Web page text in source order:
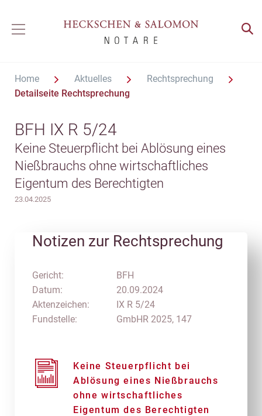
Home Aktuelles
Rechtsprechung
Detailseite Rechtsprechung
BFH IX R 5/24
Keine Steuerpflicht bei Ablösung eines
Nießbrauchs ohne wirtschaftliches
Eigentum des Berechtigten
23.04.2025
Notizen zur Rechtsprechung
Gericht:
Datum:
Aktenzeichen:
Fundstelle:
BFH
20.09.2024
IX R 5/24
GmbHR 2025, 147
Keine Steuerpflicht bei
Ablösung eines Nießbrauchs
ohne wirtschaftliches
Eigentum des Berechtigten